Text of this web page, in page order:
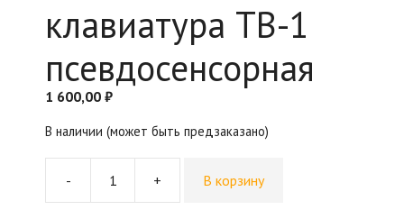
клавиатура ТВ-1
псевдосенсорная
1 600,00 ₽
В наличии (может быть предзаказано)
-
Количество
товара
+ В корзину